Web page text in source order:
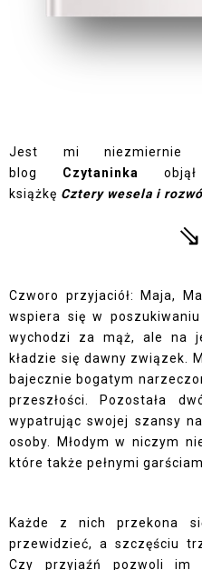
Jest mi niezmiernie
blog Czytaninka objął
książkę Cztery wesela i
Czworo przyjaciół: Maja,
wspiera się w
wychodzi za mąż, ale na
kładzie się dawny związek.
bajecznie bogatym
przeszłości. Pozostała
wypatrując swojej szansy
osoby. Młodym w niczym
które także pełnymi
Każde z nich przekona
przewidzieć, a szczęściu
Czy przyjaźń pozwoli im